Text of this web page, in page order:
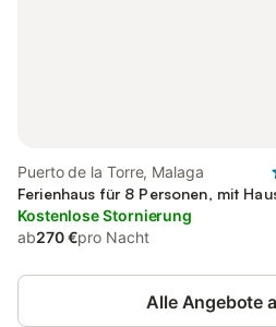
Puerto de la Torre, Malaga
Ferienhaus für 8 Personen, mit
Kostenlose Stornierung
ab270 €pro Nacht
Alle Angebote